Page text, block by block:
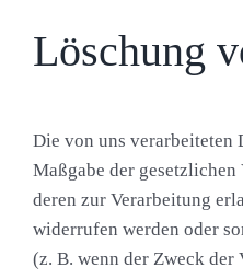
Löschung
Die von uns verarbeiteten
Maßgabe der
deren zur Verarbeitung
widerrufen werden oder
(z. B. wenn der Zweck der